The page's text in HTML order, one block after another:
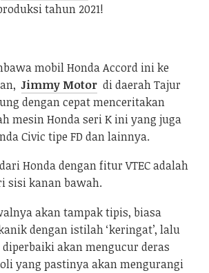
tahun 2021!
mobil Honda Accord ini ke
Jimmy Motor di daerah Tajur
dengan cepat menceritakan
mesin Honda seri K ini yang juga
Civic tipe FD dan lainnya.
Honda dengan fitur VTEC adalah
sisi kanan bawah.
akan tampak tipis, biasa
dengan istilah ‘keringat’, lalu
akan mengucur deras
yang pastinya akan mengurangi